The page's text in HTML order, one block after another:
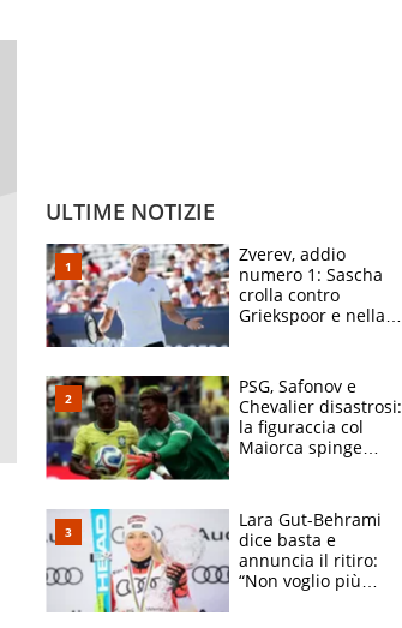
ULTIME NOTIZIE
Zverev, addio
numero 1: Sascha
crolla contro
Griekspoor e nella
terzo. Quanti malori
a Montreal
PSG, Safonov e
Chevalier disastrosi:
la figuraccia col
Maiorca spinge
rischio beffa
Lara Gut-Behrami
dice basta e
annuncia il ritiro:
“Non voglio più